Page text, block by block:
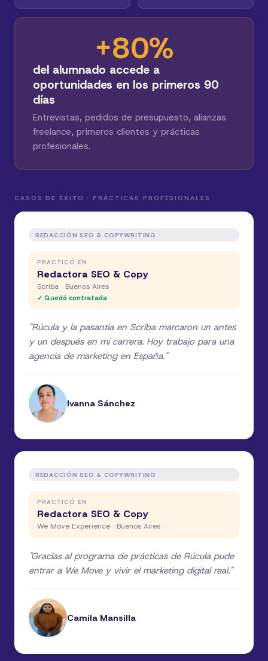
+80%
del alumnado accede a
oportunidades en los primeros 90
días
Entrevistas, pedidos de presupuesto, alianzas
freelance, primeros clientes y prácticas
profesionales.
CASOS DE ÉXITO · PRÁCTICAS PROFESIONALES
REDACCIÓN SEO & COPYWRITING
PRACTICÓ EN
Redactora SEO & Copy
Scriba · Buenos Aires
✓ Quedó contratada
"Rúcula y la pasantía en Scriba marcaron un antes
y un después en mi carrera. Hoy trabajo para una
agencia de marketing en España."
Ivanna Sánchez
REDACCIÓN SEO & COPYWRITING
PRACTICÓ EN
Redactora SEO & Copy
We Move Experience · Buenos Aires
"Gracias al programa de prácticas de Rúcula pude
entrar a We Move y vivir el marketing digital real."
Camila Mansilla